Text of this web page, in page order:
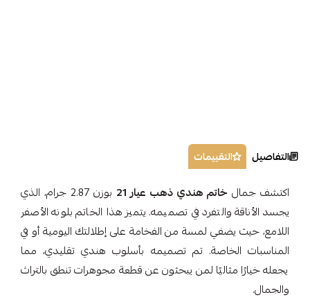
التفاصيل التقييمات
اكتشف جمال خاتم هندي ذهب عيار 21
بوزن 2.87 جرام، الذي
يجسد الأناقة والتفرد في تصميمه. يتميز هذا الخاتم بلونه الأصفر
اللامع، حيث يضفي لمسة من الفخامة على إطلالتك اليومية أو في
المناسبات الخاصة. تم تصميمه بأسلوب هندي تقليدي، مما
يجعله خيارًا مثاليًا لمن يبحثون عن قطعة مجوهرات تنطق بالتراث
والجمال.